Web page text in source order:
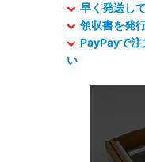
早く発送し
領収書を発
PayPayで注
い